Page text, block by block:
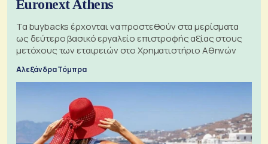
Euronext Athens
Τα buybacks έρχονται να προστεθούν στα μερίσματα
ως δεύτερο βασικό εργαλείο επιστροφής αξίας στους
μετόχους των εταιρειών στο Χρηματιστήριο Αθηνών
Αλεξάνδρα Τόμπρα